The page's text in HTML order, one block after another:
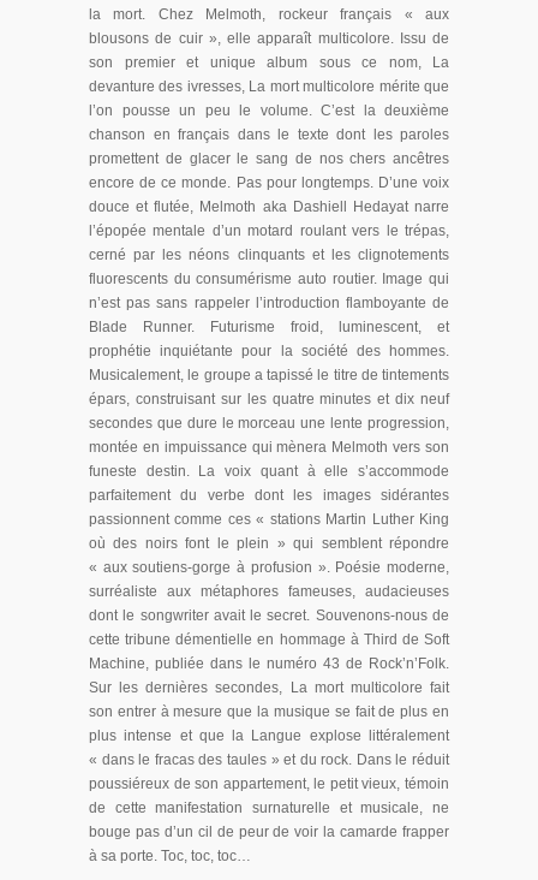
la mort. Chez Melmoth, rockeur français « aux
blousons de cuir », elle apparaît multicolore. Issu de
son premier et unique album sous ce nom, La
devanture des ivresses, La mort multicolore mérite que
l’on pousse un peu le volume. C’est la deuxième
chanson en français dans le texte dont les paroles
promettent de glacer le sang de nos chers ancêtres
encore de ce monde. Pas pour longtemps. D’une voix
douce et flutée, Melmoth aka Dashiell Hedayat narre
l’épopée mentale d’un motard roulant vers le trépas,
cerné par les néons clinquants et les clignotements
fluorescents du consumérisme auto routier. Image qui
n’est pas sans rappeler l’introduction flamboyante de
Blade Runner. Futurisme froid, luminescent, et
prophétie inquiétante pour la société des hommes.
Musicalement, le groupe a tapissé le titre de tintements
épars, construisant sur les quatre minutes et dix neuf
secondes que dure le morceau une lente progression,
montée en impuissance qui mènera Melmoth vers son
funeste destin. La voix quant à elle s’accommode
parfaitement du verbe dont les images sidérantes
passionnent comme ces « stations Martin Luther King
où des noirs font le plein » qui semblent répondre
« aux soutiens-gorge à profusion ». Poésie moderne,
surréaliste aux métaphores fameuses, audacieuses
dont le songwriter avait le secret. Souvenons-nous de
cette tribune démentielle en hommage à Third de Soft
Machine, publiée dans le numéro 43 de Rock’n’Folk.
Sur les dernières secondes, La mort multicolore fait
son entrer à mesure que la musique se fait de plus en
plus intense et que la Langue explose littéralement
« dans le fracas des taules » et du rock. Dans le réduit
poussiéreux de son appartement, le petit vieux, témoin
de cette manifestation surnaturelle et musicale, ne
bouge pas d’un cil de peur de voir la camarde frapper
à sa porte. Toc, toc, toc…